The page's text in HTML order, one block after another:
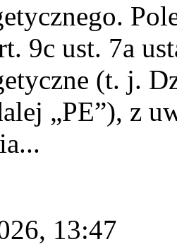
9c ust. 7a
(t. j.
„PE”), z
13:47